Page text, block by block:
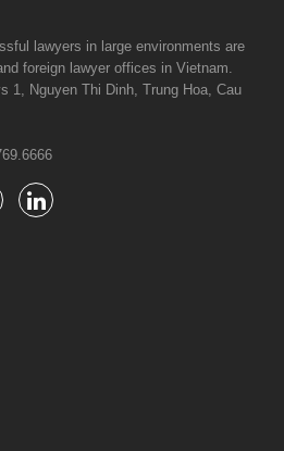
lawyers in large environments are
foreign lawyer offices in Vietnam.
1, Nguyen Thi Dinh, Trung Hoa, Cau